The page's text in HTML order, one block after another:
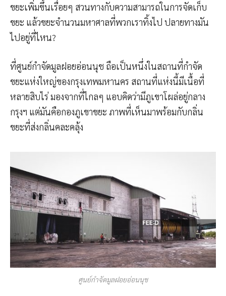
ขยะเพิ่มขึ้นเรื่อยๆ สวนทางกับความสามารถในการจัดเก็บ
ขยะ แล้วขยะจำนวนมหาศาลที่พวกเราทิ้งไป ปลายทางมัน
ไปอยู่ที่ไหน?
ที่ศูนย์กำจัดมูลฝอยอ่อนนุช ถือเป็นหนึ่งในสถานที่กำจัด
ขยะแห่งใหญ่ของกรุงเทพมหานคร สถานที่แห่งนี้มีเนื้อที่
หลายสิบไร่ มองจากที่ไกลๆ แอบคิดว่ามีภูเขาโผล่อยู่กลาง
กรุงฯ แต่มันคือกองภูเขาขยะ ภาพที่เห็นมาพร้อมกับกลิ่น
ขยะที่ส่งกลิ่นคละคลุ้ง
ศูนย์กำจัดมูลฝอยอ่อนนุช